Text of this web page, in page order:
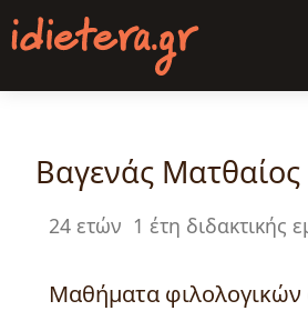
Παράκαμψη
προς
κυρίως
Βαγενάς Ματθαίος
24 ετών 1 έτη διδακτικής
Μαθήματα